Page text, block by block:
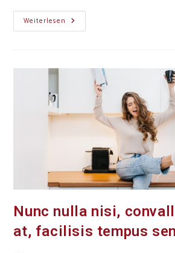
Weiterlesen
Nunc nulla nisi,
at, facilisis tempus